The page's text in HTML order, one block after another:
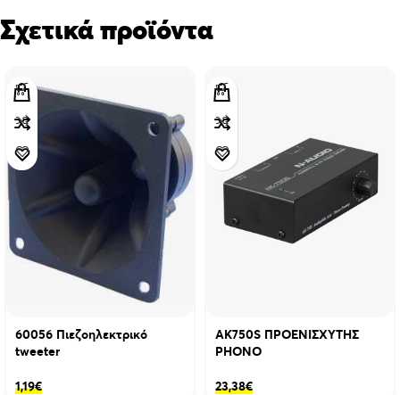
Σχετικά προϊόντα
60056 Πιεζοηλεκτρικό
tweeter
1,19€
AK750S ΠΡΟΕΝΙΣΧΥΤΗΣ
PHONO
23,38€